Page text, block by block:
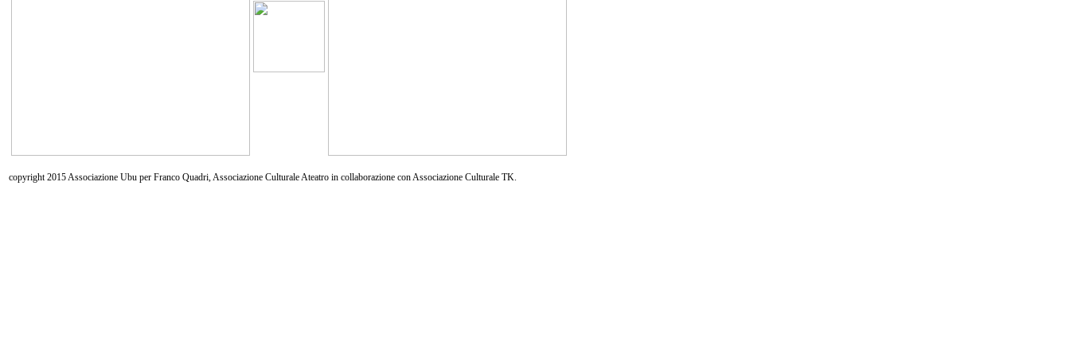
copyright 2015 Associazione Ubu per Franco Quadri, Associazione Culturale Ateatro in collaborazione con Associazione Culturale TK.